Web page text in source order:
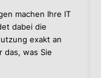
machen Ihre IT
dabei die
exakt an
das, was Sie
wissen wollen.
Christian Hödl